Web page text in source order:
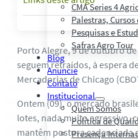
CMA Series 4
Palestras,
Pesquisas e
Safras Agro Tour
Blog
Anuncie
Contato
Institucional
Quem Somos
Política de
Presença
Porto Alegre, 9 de outubro
seguem retraídos, à espera
Mercadorias de Chicago
Ontem (09), o mercado
lotes, nada muito agressivo,
mantêm postura cadenciada